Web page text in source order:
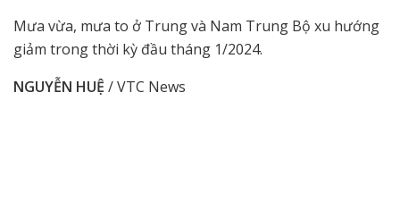
Mưa vừa, mưa to ở Trung và Nam Trung Bộ xu hướng
giảm trong thời kỳ đầu tháng 1/2024.
NGUYỄN HUỆ / VTC News